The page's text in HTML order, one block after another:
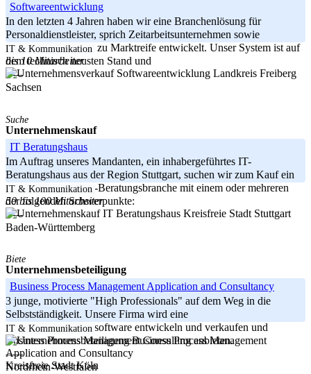
Softwareentwicklung
In den letzten 4 Jahren haben wir eine Branchenlösung für
Personaldienstleister, sprich Zeitarbeitsunternehmen sowie
Arbeitsvermittler bis zu Marktreife entwickelt. Unser System ist auf
dem technisch neusten Stand und
-----
Sachsen
IT & Kommunikation
bis 10 Mitarbeiter
Landkreis Freiberg
Suche
Unternehmenskauf
IT Beratungshaus
Im Auftrag unseres Mandanten, ein inhabergeführtes IT-
Beratungshaus aus der Region Stuttgart, suchen wir zum Kauf ein
Unternehmen der IT-Beratungsbranche mit einem oder mehreren
der folgenden Schwerpunkte:
-----
Baden-Württemberg
IT & Kommunikation
50 bis 100 Mitarbeiter
Kreisfreie Stadt Stuttgart
Biete
Unternehmensbeteiligung
Business Process Management Application and Consultancy
3 junge, motivierte "High Professionals" auf dem Weg in die
Selbstständigkeit. Unsere Firma wird eine
Prozessmanagementsoftware entwickeln und verkaufen und
Business Process Management Consulting anbieten.
-----
Nordrhein-Westfalen
IT & Kommunikation
Kreisfreie Stadt Köln